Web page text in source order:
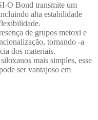
-O Bond transmite um
alta estabilidade
de grupos metoxi e
tornando -a
dos materiais.
mais simples, esse
ser vantajoso em